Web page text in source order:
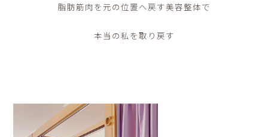
脂肪筋肉を元の位置へ戻す美容整体で
本当の私を取り戻す